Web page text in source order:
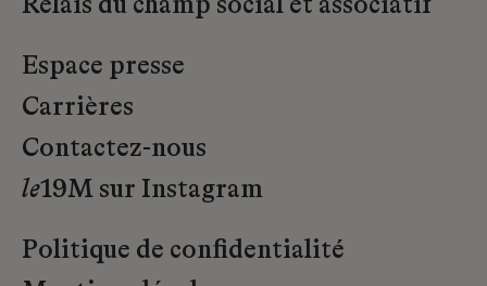
Relais du champ social et associatif
Espace presse
Carrières
Contactez-nous
le19M sur Instagram
Politique de confidentialité